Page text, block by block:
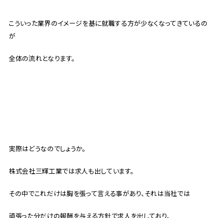
こういった業界のイメージを基に就職する方が少なくなってきているの
が
全体の流れとなります。
実際はどうなのでしょうか。
株式会社三輝工業では求人も出しています。
その中でこれだけは胸を張って言える事があり、それは当社では
頑張った分だけの報酬を与える方針で求人を出しており、